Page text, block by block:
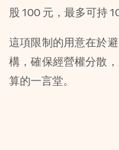
股 100 元，最多可持
這項限制的用意在於
構，確保經營權分散
算的一言堂。